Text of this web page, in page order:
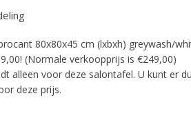
80x80x45 cm (lxbxh) greywash/
(Normale verkoopprijs is €249,00)
alleen voor deze salontafel. U kunt er
deze prijs.